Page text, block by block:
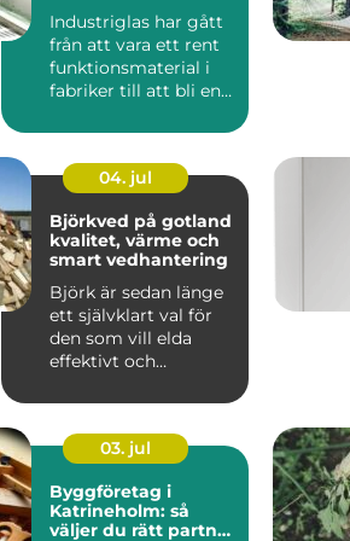
Industriglas har gått
från att vara ett rent
funktionsmaterial i
fabriker till att bli en
04. jul
Björkved på gotland
kvalitet, värme och
smart vedhantering
Björk är sedan länge
ett självklart val för
den som vill elda
effektivt och
trivsel ...
03. jul
Byggföretag i
Katrineholm: så
väljer du rätt partner